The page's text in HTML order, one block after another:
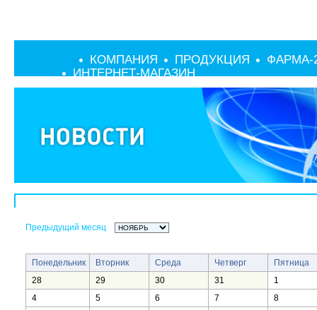
КОМПАНИЯ ПРОДУКЦИЯ
ФАРМА-
ИНТЕРНЕТ-МАГАЗИН
Предыдущий месяц
Понедельник Вторник Среда Четверг
Пятница
28
29 30 31
1
4
5 6 7
8